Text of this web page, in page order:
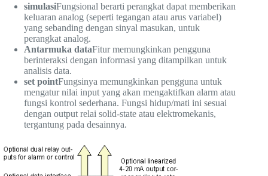
simulasiFungsional berarti perangkat dapat memberikan
keluaran analog (seperti tegangan atau arus variabel)
yang sebanding dengan sinyal masukan, untuk
perangkat analog.
Antarmuka dataFitur memungkinkan pengguna
berinteraksi dengan informasi yang ditampilkan untuk
analisis data.
set pointFungsinya memungkinkan pengguna untuk
mengatur nilai input yang akan mengaktifkan alarm atau
fungsi kontrol sederhana. Fungsi hidup/mati ini sesuai
dengan output relai solid-state atau elektromekanis,
tergantung pada desainnya.